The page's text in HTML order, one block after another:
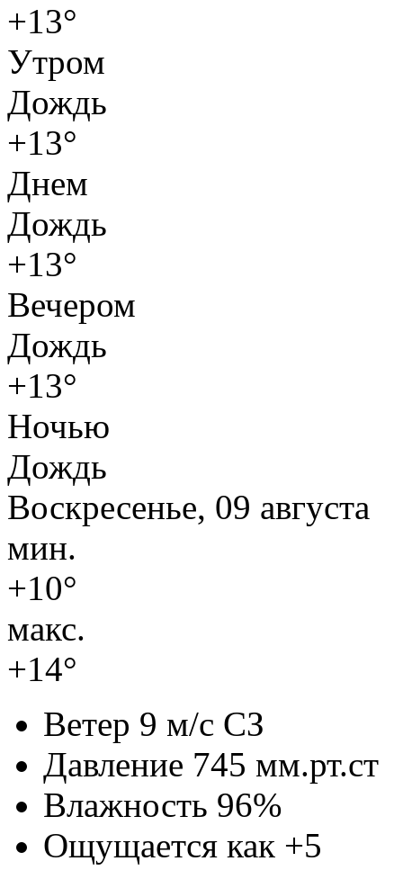
+13°
Утром
Дождь
+13°
Днем
Дождь
+13°
Вечером
Дождь
+13°
Ночью
Дождь
Воскресенье, 09 августа
мин.
+10°
макс.
+14°
Ветер 9 м/с СЗ
Давление 745 мм.рт.ст
Влажность 96%
Ощущается как +5